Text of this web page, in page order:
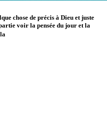
chose de précis à Dieu et juste
voir la pensée du jour et la